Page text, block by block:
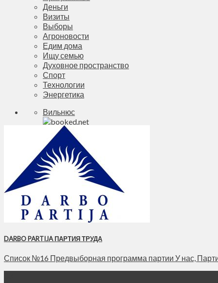
Деньги
Визиты
Выборы
Агроновости
Едим дома
Ищу семью
Духовное пространство
Спорт
Технологии
Энергетика
Вильнюс
22°C
Макс.:+23°
Мин.:
14°
Пт, 07.08.2026
DARBO PARTIJA ПАРТИЯ ТРУДА
Список №16 Предвыборная программа партии У нас,